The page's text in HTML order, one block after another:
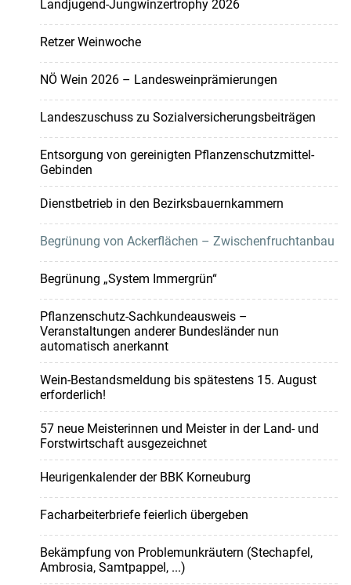
Landjugend-Jungwinzertrophy 2026
Retzer Weinwoche
NÖ Wein 2026 – Landesweinprämierungen
Landeszuschuss zu Sozialversicherungsbeiträgen
Entsorgung von gereinigten Pflanzenschutzmittel-
Gebinden
Dienstbetrieb in den Bezirksbauernkammern
Begrünung von Ackerflächen – Zwischenfruchtanbau
Begrünung „System Immergrün“
Pflanzenschutz-Sachkundeausweis –
Veranstaltungen anderer Bundesländer nun
automatisch anerkannt
Wein-Bestandsmeldung bis spätestens 15. August
erforderlich!
57 neue Meisterinnen und Meister in der Land- und
Forstwirtschaft ausgezeichnet
Heurigenkalender der BBK Korneuburg
Facharbeiterbriefe feierlich übergeben
Bekämpfung von Problemunkräutern (Stechapfel,
Ambrosia, Samtpappel, ...)